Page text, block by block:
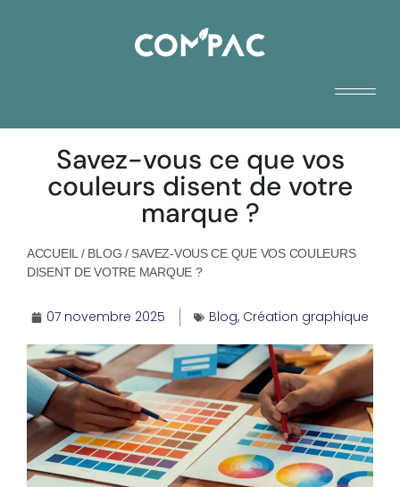
Savez-vous ce que vos
couleurs disent de votre
marque ?
ACCUEIL/ BLOG / SAVEZ-VOUS CE QUE VOS COULEURS
DISENT DE VOTRE MARQUE ?
07 novembre 2025 Blog, Création graphique